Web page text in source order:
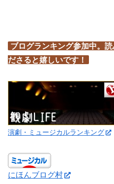
ブログランキング参加中。
ださると嬉しいです！
演劇・ミュージカルランキング
にほんブログ村